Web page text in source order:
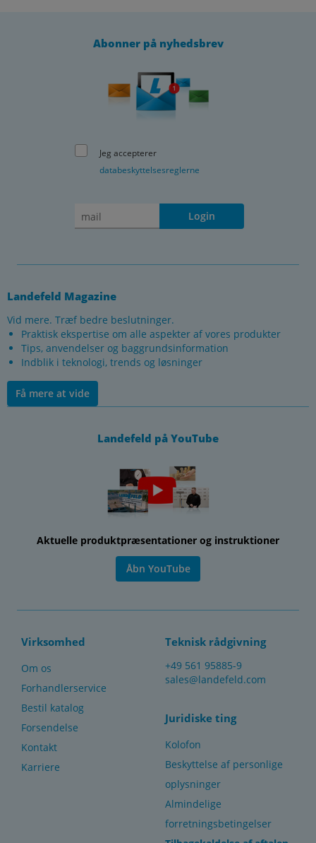
Abonner på nyhedsbrev
Jeg accepterer
databeskyttelsesreglerne
Login
Landefeld Magazine
Vid mere. Træf bedre beslutninger.
Praktisk ekspertise om alle aspekter af vores produkter
Tips, anvendelser og baggrundsinformation
Indblik i teknologi, trends og løsninger
Få mere at vide
Landefeld på YouTube
Aktuelle produktpræsentationer og instruktioner
Åbn YouTube
Virksomhed
Om os
Forhandlerservice
Bestil katalog
Forsendelse
Kontakt
Karriere
Teknisk rådgivning
+49 561 95885-9
sales@landefeld.com
Juridiske ting
Kolofon
Beskyttelse af personlige
oplysninger
Almindelige
forretningsbetingelser